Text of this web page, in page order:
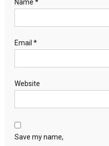
Name *
Email *
Website
Save my name,